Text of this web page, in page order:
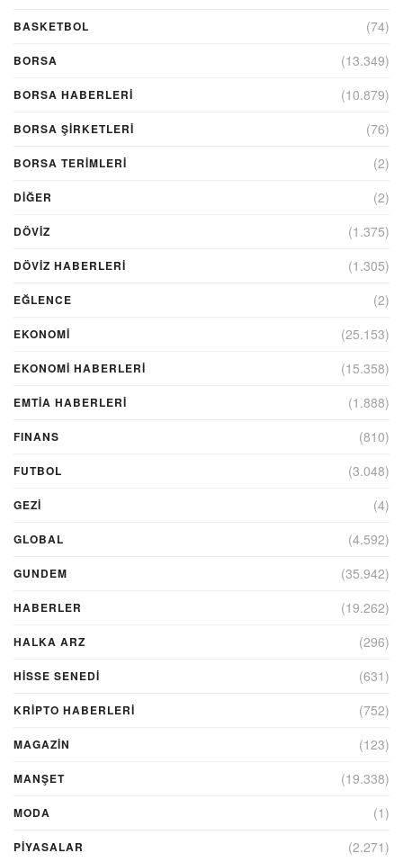
BASKETBOL (74)
BORSA (13.349)
BORSA HABERLERI (10.879)
BORSA ŞIRKETLERI (76)
BORSA TERIMLERI (2)
DIĞER (2)
DÖVİZ (1.375)
DÖVIZ HABERLERI (1.305)
EĞLENCE (2)
EKONOMİ (25.153)
EKONOMI HABERLERI (15.358)
EMTIA HABERLERI (1.888)
FINANS (810)
FUTBOL (3.048)
GEZI (4)
GLOBAL (4.592)
GUNDEM (35.942)
HABERLER (19.262)
HALKA ARZ (296)
HİSSE SENEDİ (631)
KRIPTO HABERLERI (752)
MAGAZİN (123)
MANŞET (19.338)
MODA (1)
PİYASALAR (2.271)